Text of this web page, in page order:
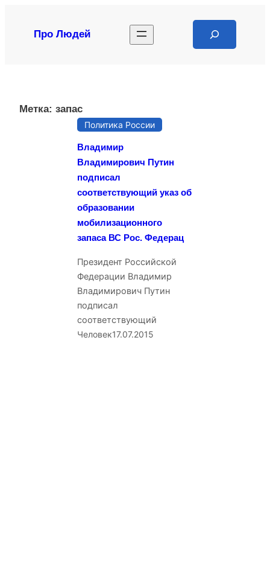
содержимому
Про Людей
Метка: запас
Политика России
Владимир
Владимирович Путин
подписал
соответствующий указ об
образовании
мобилизационного
запаса ВС Рос. Федерац
Президент Российской
Федерации Владимир
Владимирович Путин
подписал
соответствующий
Человек17.07.2015